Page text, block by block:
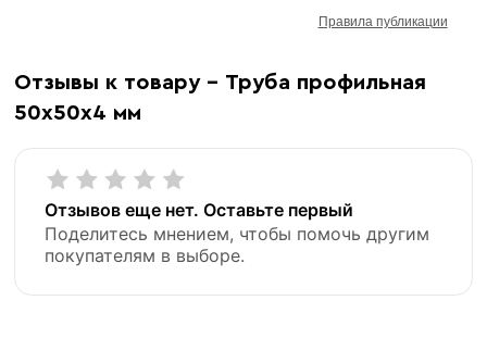
Отзывы к товару - Труба профильная
50х50х4 мм
Отзывов еще нет. Оставьте первый
Поделитесь мнением, чтобы помочь другим
покупателям в выборе.
Правила публикации